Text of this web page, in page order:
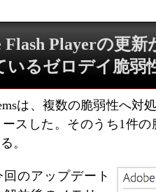
Flash Playerの更
いるゼロデイ脆弱
は、複数の脆弱性へ対
スした。そのうち1件
。
回のアップデート